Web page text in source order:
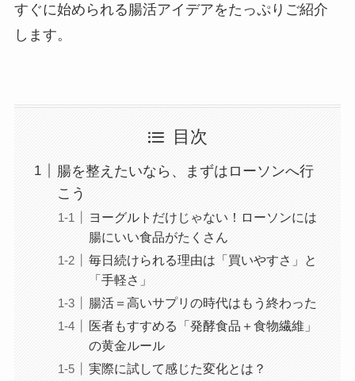
すぐに始められる腸活アイデアをたっぷりご紹介
します。
目次
腸を整えたいなら、まずはローソンへ行
こう
ヨーグルトだけじゃない！ローソンには
腸にいい食品がたくさん
毎日続けられる理由は「買いやすさ」と
「手軽さ」
腸活＝高いサプリの時代はもう終わった
医者もすすめる「発酵食品＋食物繊維」
の黄金ルール
実際に試して感じた変化とは？